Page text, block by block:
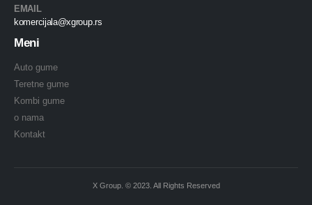
EMAIL
komercijala@xgroup.rs
Meni
Auto gume
Teretne gume
Kombi gume
o nama
Kontakt
X Group. © 2023. All Rights Reserved